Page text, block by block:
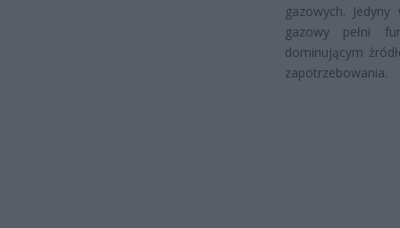
gazowych.
gazowy pełni
dominującym
zapotrzebowania.